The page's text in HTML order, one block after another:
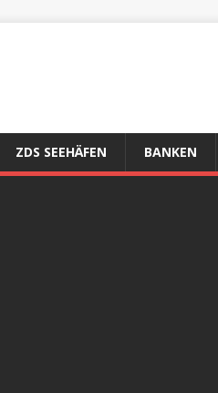
ZDS SEEHÄFEN BANKEN